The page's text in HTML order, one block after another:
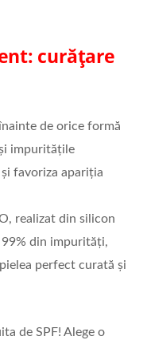
curățare
de orice formă
impuritățile
favoriza apariția
realizat din silicon
din impurități,
perfect curată și
de SPF! Alege o